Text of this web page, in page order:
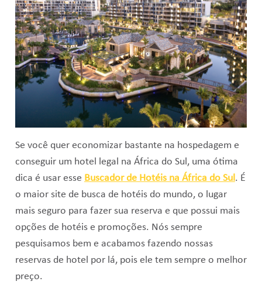
Se você quer economizar bastante na hospedagem e
conseguir um hotel legal na África do Sul, uma ótima
dica é usar esse Buscador de Hotéis na África do Sul. É
o maior site de busca de hotéis do mundo, o lugar
mais seguro para fazer sua reserva e que possui mais
opções de hotéis e promoções. Nós sempre
pesquisamos bem e acabamos fazendo nossas
reservas de hotel por lá, pois ele tem sempre o melhor
preço.